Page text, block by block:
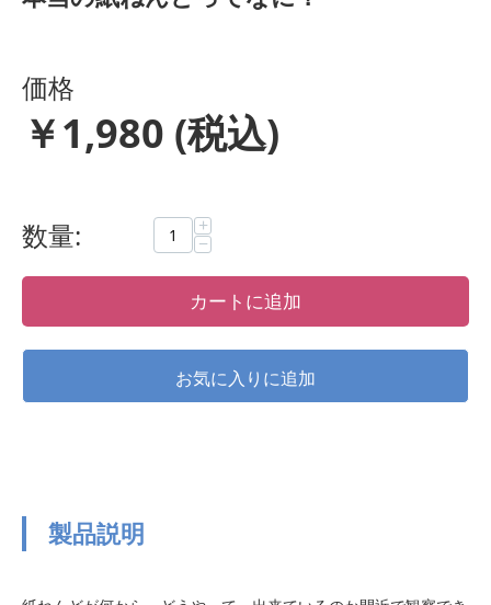
価格
￥1,980 (税込)
数量: +
−
カートに追加
製品説明